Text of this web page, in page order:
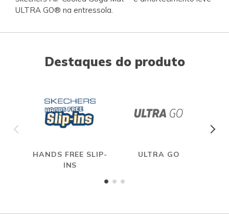
ULTRA GO® na entressola.
Destaques do produto
HANDS FREE SLIP-
INS
ULTRA GO